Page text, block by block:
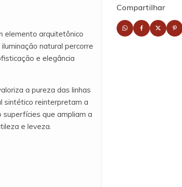
elemento arquitetônico
natural percorre
e elegância
a pureza das linhas
sintético reinterpretam a
que ampliam a
e leveza.
Compartilhar